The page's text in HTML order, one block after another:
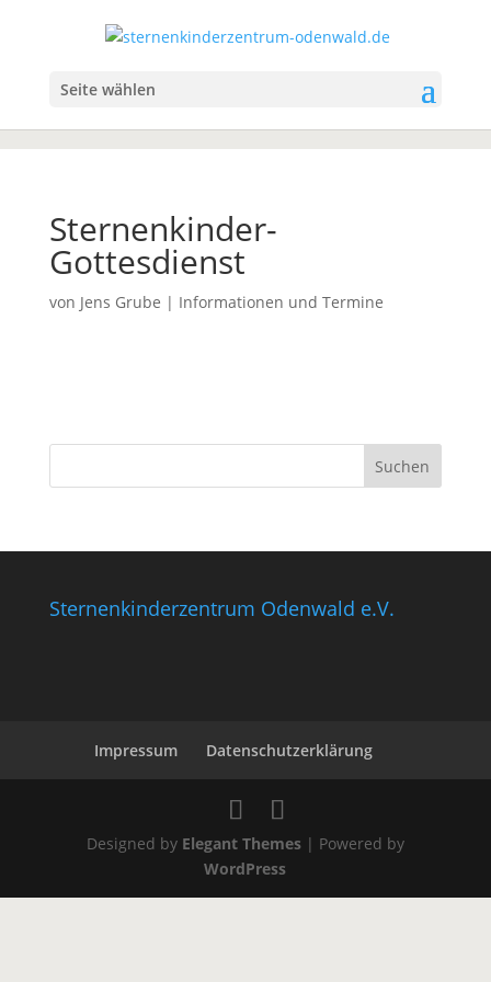
Seite wählen
Sternenkinder-
Gottesdienst
von Jens Grube | Informationen und Termine
Sternenkinderzentrum Odenwald e.V.
Impressum Datenschutzerklärung
Designed by Elegant Themes| Powered by
WordPress